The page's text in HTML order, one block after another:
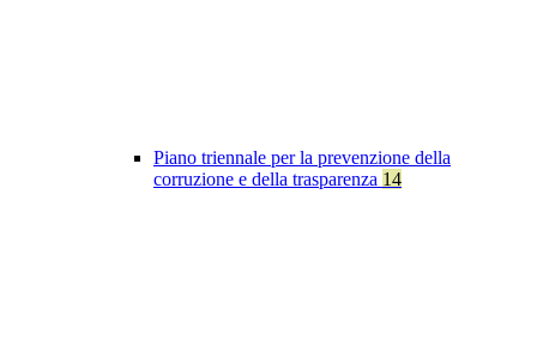
Piano triennale per la prevenzione della
corruzione e della trasparenza 14